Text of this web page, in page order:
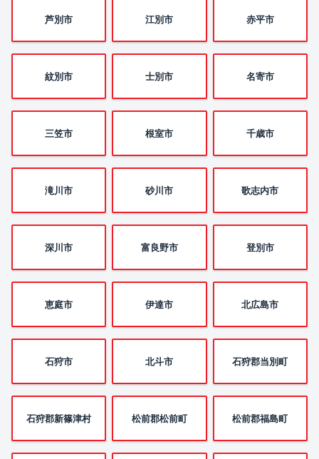
芦別市 江別市 赤平市
紋別市 士別市 名寄市
三笠市 根室市 千歳市
滝川市 砂川市 歌志内市
深川市 富良野市 登別市
恵庭市 伊達市 北広島市
石狩市 北斗市 石狩郡当別町
石狩郡新篠津村 松前郡松前町 松前郡福島町